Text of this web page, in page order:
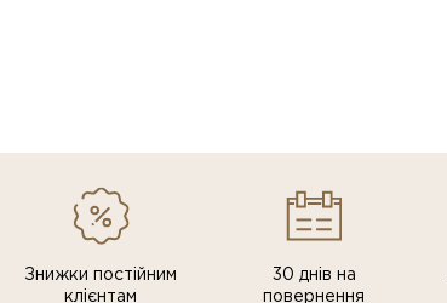
Знижки постiйним
клiєнтам
30 днів на
повернення